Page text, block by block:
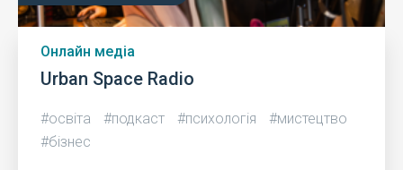
Онлайн медіа
Urban Space Radio
#освіта #подкаст #психологія
#мистецтво
#бізнес